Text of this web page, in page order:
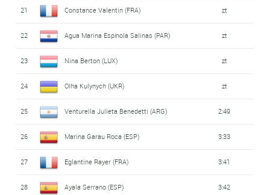
21 Constance Valentin (FRA) zt
22 Agua Marina Espínola Salinas (PAR) zt
23 Nina Berton (LUX) zt
24 Olha Kulynych (UKR) zt
25 Venturella Julieta Benedetti (ARG) 2:49
26 Marina Garau Roca (ESP) 3:33
27 Eglantine Rayer (FRA) 3:41
28 Ayala Serrano (ESP) 3:42